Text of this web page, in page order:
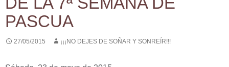
PASCUA
27/05/2015 ¡¡¡NO DEJES DE SOÑAR Y SONREÍR!!!